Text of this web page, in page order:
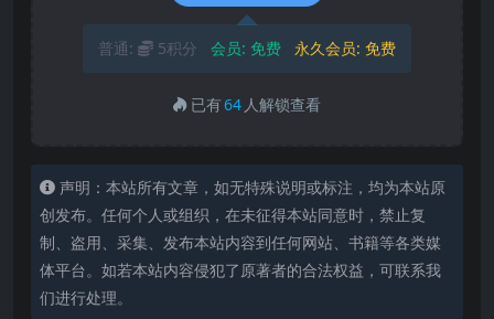
普通: 5积分 会员: 免费 永久会员: 免费
已有64 人解锁查看
声明：本站所有文章，如无特殊说明或标注，均为本站原
创发布。任何个人或组织，在未征得本站同意时，禁止复
制、盗用、采集、发布本站内容到任何网站、书籍等各类媒
体平台。如若本站内容侵犯了原著者的合法权益，可联系我
们进行处理。